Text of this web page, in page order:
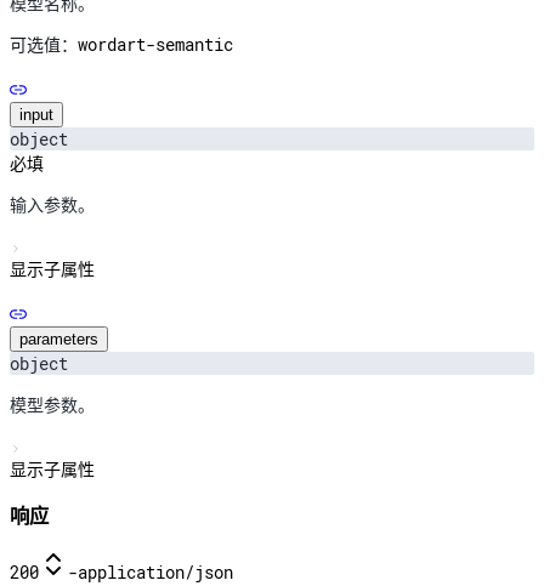
可选值： wordart-semantic
input
object
必填
输入参数。
显示子属性
parameters
object
模型参数。
显示子属性
响应
200 -application/json